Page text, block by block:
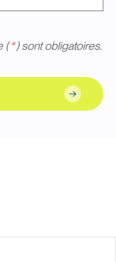
(*) sont obligatoires.